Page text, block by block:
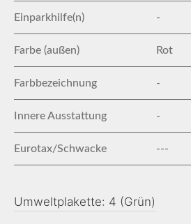
Einparkhilfe(n) -
Farbe (außen) Rot
Farbbezeichnung -
Innere Ausstattung -
Eurotax/Schwacke ---
Umweltplakette: 4 (Grün)